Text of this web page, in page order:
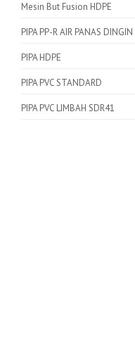
Mesin But Fusion HDPE
PIPA PP-R AIR PANAS DINGIN
PIPA HDPE
PIPA PVC STANDARD
PIPA PVC LIMBAH SDR41